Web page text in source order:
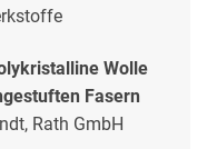
Wolle
Fasern
Rath GmbH